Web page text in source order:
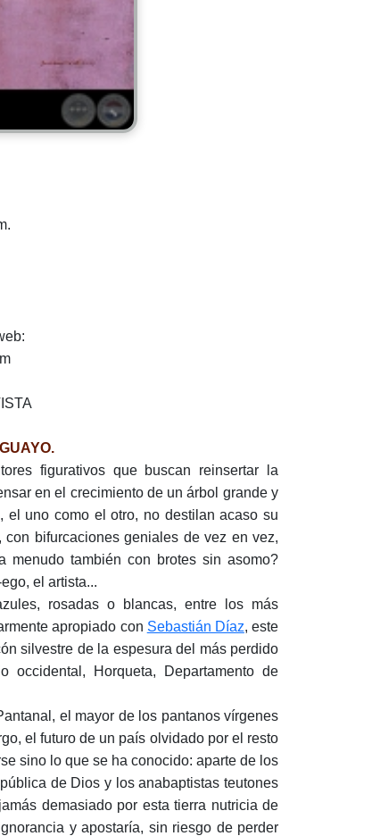
figurativos que buscan reinsertar la
en el crecimiento de un árbol grande y
el uno como el otro, no destilan acaso su
bifurcaciones geniales de vez en vez,
menudo también con brotes sin asomo?
el artista...
rosadas o blancas, entre los más
apropiado con Sebastián Díaz, este
silvestre de la espesura del más perdido
occidental, Horqueta, Departamento de
el mayor de los pantanos vírgenes
el futuro de un país olvidado por el resto
sino lo que se ha conocido: aparte de los
de Dios y los anabaptistas teutones
demasiado por esta tierra nutricia de
y apostaría, sin riesgo de perder